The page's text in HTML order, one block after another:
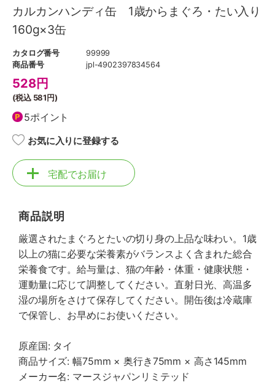
カルカンハンディ缶 1歳からまぐろ・たい入り
160g×3缶
カタログ番号
99999
商品番号
jpl-4902397834564
528円
(税込 581円)
5ポイント
お気に入りに登録する
宅配でお届け
商品説明
厳選されたまぐろとたいの切り身の上品な味わい。1歳
以上の猫に必要な栄養素がバランスよく含まれた総合
栄養食です。給与量は、猫の年齢・体重・健康状態・
運動量に応じて調整してください。直射日光、高温多
湿の場所をさけて保存してください。開缶後は冷蔵庫
で保管し、お早めにお使いください。
原産国: タイ
商品サイズ: 幅75mm × 奥行き75mm × 高さ145mm
メーカー名: マースジャパンリミテッド